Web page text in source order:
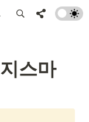
업
스마